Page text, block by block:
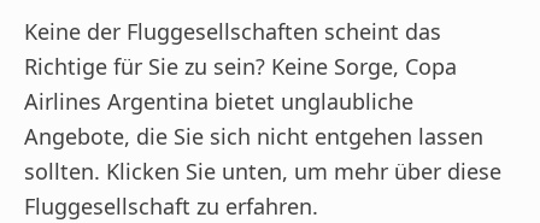
Keine der Fluggesellschaften scheint das
Richtige für Sie zu sein? Keine Sorge, Copa
Airlines Argentina bietet unglaubliche
Angebote, die Sie sich nicht entgehen lassen
sollten. Klicken Sie unten, um mehr über diese
Fluggesellschaft zu erfahren.